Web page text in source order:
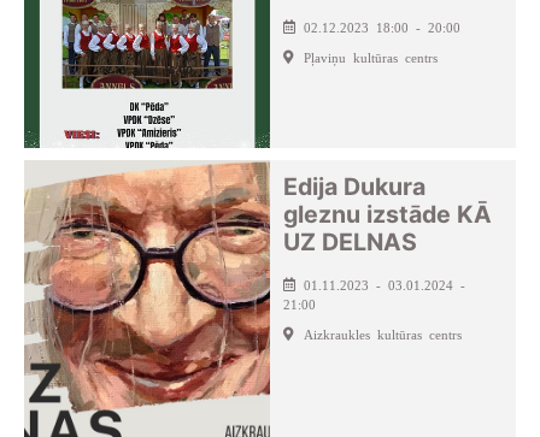
02.12.2023 18:00 - 20:00
Pļaviņu kultūras centrs
Edija Dukura
gleznu izstāde KĀ
UZ DELNAS
01.11.2023 - 03.01.2024 -
21:00
Aizkraukles kultūras centrs